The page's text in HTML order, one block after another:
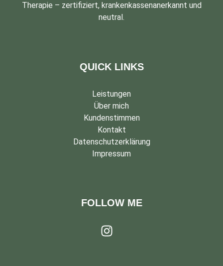
Therapie – zertifiziert, krankenkassenanerkannt und
neutral.
QUICK LINKS
Leistungen
Über mich
Kundenstimmen
Kontakt
Datenschutzerklärung
Impressum
FOLLOW ME